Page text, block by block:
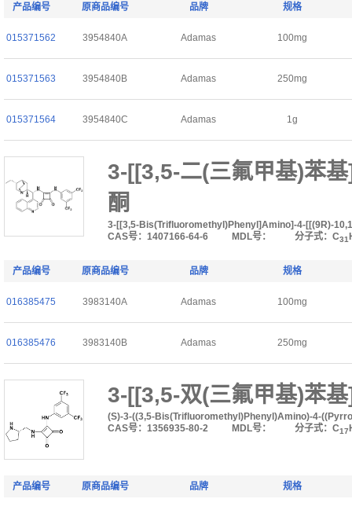
产品编号 原商品编号 品牌 规格
015371562 3954840A Adamas 100mg
015371563 3954840B Adamas 250mg
015371564 3954840C Adamas 1g
3-[[3,5-二(三氟甲基)苯
酮
3-[[3,5-Bis(Trifluoromethyl)Phenyl]Amino]-4-[[(9R)-
CAS号：1407166-64-6
MDL号： 分子式：C31
产品编号 原商品编号 品牌 规格
016385475 3983140A Adamas 100mg
016385476 3983140B Adamas 250mg
3-[[3,5-双(三氟甲基)苯
(S)-3-((3,5-Bis(Trifluoromethyl)Phenyl)Amino)-4-
CAS号：1356935-80-2
MDL号： 分子式：C17
产品编号 原商品编号 品牌 规格